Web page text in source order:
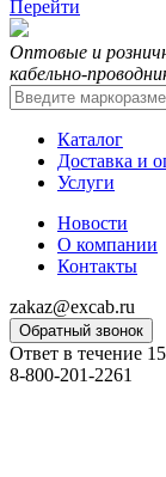
Перейти
Оптовые и
кабельно-
Каталог
Доставка и
Услуги
Новости
О компании
Контакты
zakaz@excab.ru
Обратный звонок
Ответ в течение
8-800-201-2261